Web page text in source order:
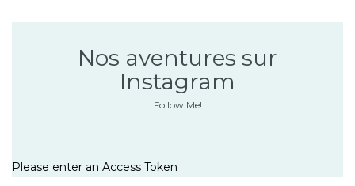
Nos aventures sur
Instagram
Follow Me!
Please enter an Access Token